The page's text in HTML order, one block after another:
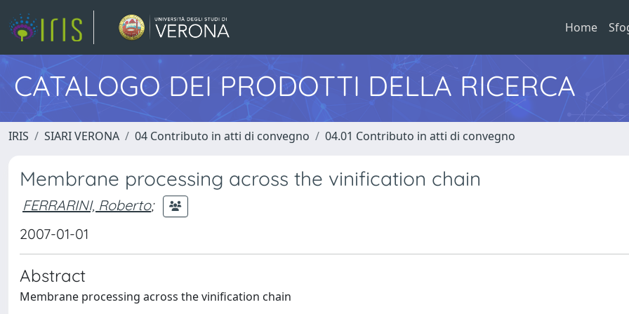
Home
CATALOGO DEI PRODOTTI DELLA RICERCA
IRIS SIARI VERONA 04 Contributo in atti di convegno 04.01 Contributo in atti di convegno
Membrane processing across the vinification chain
FERRARINI, Roberto;
2007-01-01
Abstract
Membrane processing across the vinification chain